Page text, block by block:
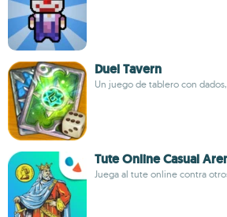
Duel Tavern
Un juego de tablero con
Tute Online Casual
Juega al tute online contra